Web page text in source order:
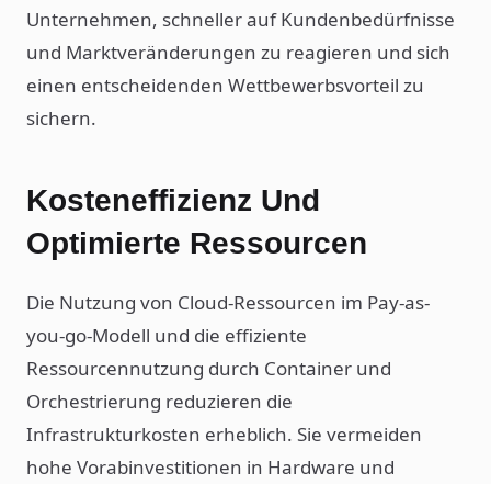
Unternehmen, schneller auf Kundenbedürfnisse
und Marktveränderungen zu reagieren und sich
einen entscheidenden Wettbewerbsvorteil zu
sichern.
Kosteneffizienz Und
Optimierte Ressourcen
Die Nutzung von Cloud-Ressourcen im Pay-as-
you-go-Modell und die effiziente
Ressourcennutzung durch Container und
Orchestrierung reduzieren die
Infrastrukturkosten erheblich. Sie vermeiden
hohe Vorabinvestitionen in Hardware und